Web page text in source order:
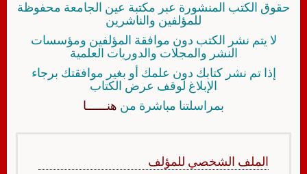
حقوق الكتب المنشورة عبر مكتبة عين الجامعة محفوظة
للمؤلفين والناشرين
لا يتم نشر الكتب دون موافقة المؤلفين ومؤسسات
النشر والمجلات والدوريات العلمية
إذا تم نشر كتابك دون علمك أو بغير موافقتك برجاء
الإبلاغ لوقف عرض الكتاب
بمراسلتنا مباشرة من هنــــــا
الملف الشخصي للمؤلف